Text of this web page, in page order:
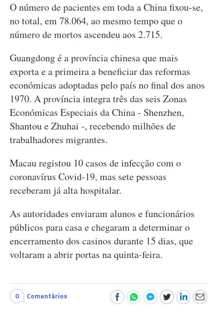
O número de pacientes em toda a China fixou-se,
no total, em 78.064, ao mesmo tempo que o
número de mortos ascendeu aos 2.715.
Guangdong é a província chinesa que mais
exporta e a primeira a beneficiar das reformas
económicas adoptadas pelo país no final dos anos
1970. A província integra três das seis Zonas
Económicas Especiais da China - Shenzhen,
Shantou e Zhuhai -, recebendo milhões de
trabalhadores migrantes.
Macau registou 10 casos de infecção com o
coronavírus Covid-19, mas sete pessoas
receberam já alta hospitalar.
As autoridades enviaram alunos e funcionários
públicos para casa e chegaram a determinar o
encerramento dos casinos durante 15 dias, que
voltaram a abrir portas na quinta-feira.
0 Comentários